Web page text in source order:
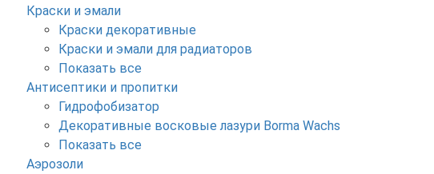
Краски и эмали
Краски декоративные
Краски и эмали для радиаторов
Показать все
Антисептики и пропитки
Гидрофобизатор
Декоративные восковые лазури Borma Wachs
Показать все
Аэрозоли